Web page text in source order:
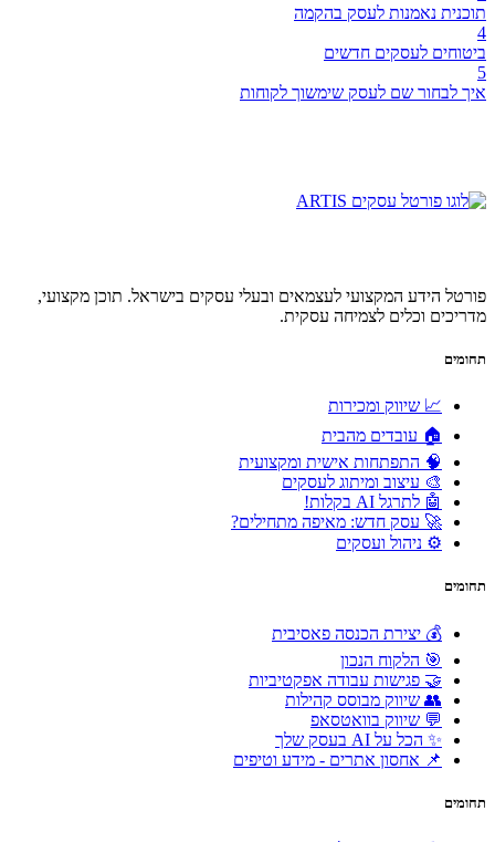
תוכנית נאמנות לעסק בהקמה
4
ביטוחים לעסקים חדשים
5
איך לבחור שם לעסק שימשוך לקוחות
פורטל הידע המקצועי לעצמאים ובעלי עסקים בישראל. תוכן מקצועי,
מדריכים וכלים לצמיחה עסקית.
תחומים
📈 שיווק ומכירות
🏠 עובדים מהבית
🧠 התפתחות אישית ומקצועית
🎨 עיצוב ומיתוג לעסקים
🤖 לתרגל AI בקלות!
🚀 עסק חדש: מאיפה מתחילים?
⚙️ ניהול ועסקים
תחומים
💰 יצירת הכנסה פאסיבית
🎯 הלקוח הנכון
🤝 פגישות עבודה אפקטיביות
👥 שיווק מבוסס קהילות
💬 שיווק בוואטסאפ
✨ הכל על AI בעסק שלך
📌 אחסון אתרים - מידע וטיפים
תחומים